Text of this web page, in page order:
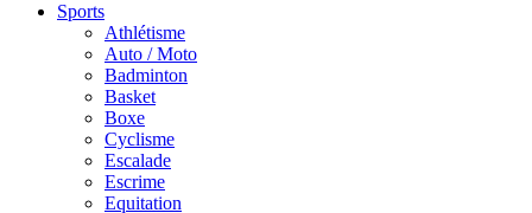
Sports
Athlétisme
Auto / Moto
Badminton
Basket
Boxe
Cyclisme
Escalade
Escrime
Equitation